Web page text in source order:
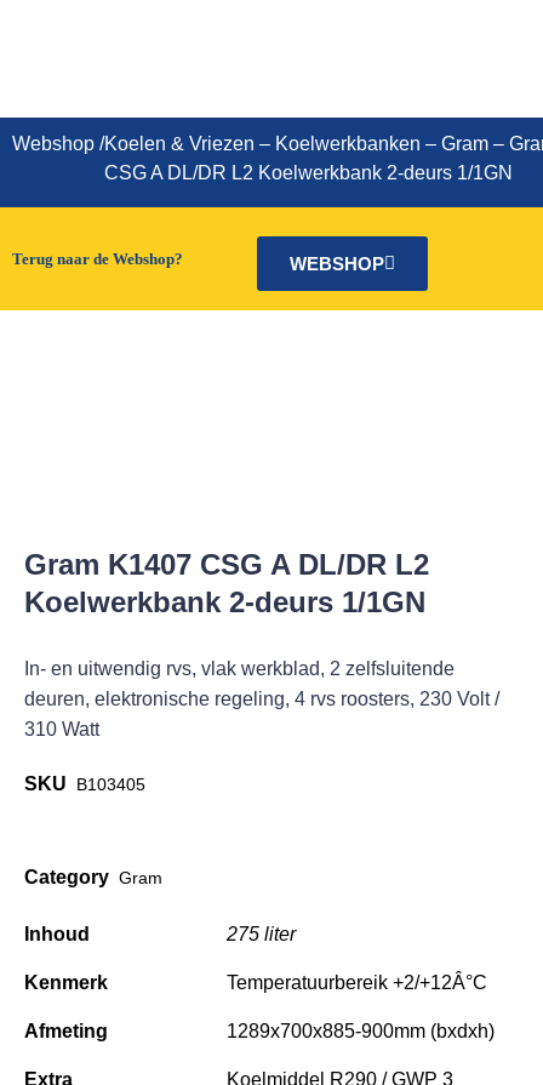
Webshop /Koelen & Vriezen – Koelwerkbanken – Gram –
CSG A DL/DR L2 Koelwerkbank 2-deurs 1/1GN
Terug naar de Webshop? WEBSHOP
Gram K1407 CSG A DL/DR L2
Koelwerkbank 2-deurs 1/1GN
In- en uitwendig rvs, vlak werkblad, 2 zelfsluitende
deuren, elektronische regeling, 4 rvs roosters, 230 Volt /
310 Watt
SKU B103405
Category Gram
Inhoud 275 liter
Kenmerk Temperatuurbereik +2/+12Â°C
Afmeting 1289x700x885-900mm (bxdxh)
Extra Koelmiddel R290 / GWP 3